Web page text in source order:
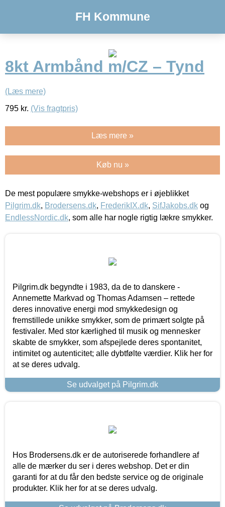
FH Kommune
8kt Armbånd m/CZ – Tynd
(Læs mere)
795 kr. (Vis fragtpris)
Læs mere »
Køb nu »
De mest populære smykke-webshops er i øjeblikket
Pilgrim.dk, Brodersens.dk, FrederikIX.dk, SifJakobs.dk og
EndlessNordic.dk, som alle har nogle rigtig lækre smykker.
Pilgrim.dk begyndte i 1983, da de to danskere -
Annemette Markvad og Thomas Adamsen – rettede
deres innovative energi mod smykkedesign og
fremstillede unikke smykker, som de primært solgte på
festivaler. Med stor kærlighed til musik og mennesker
skabte de smykker, som afspejlede deres spontanitet,
intimitet og autenticitet; alle dybtfølte værdier. Klik her for
at se deres udvalg.
Se udvalget på Pilgrim.dk
Hos Brodersens.dk er de autoriserede forhandlere af
alle de mærker du ser i deres webshop. Det er din
garanti for at du får den bedste service og de originale
produkter. Klik her for at se deres udvalg.